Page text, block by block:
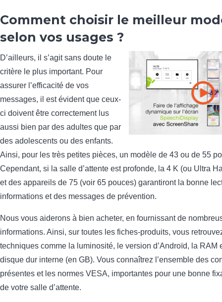
Comment choisir le meilleur
selon vos usages ?
D’ailleurs, il s’agit sans doute le
critère le plus important. Pour
assurer l’efficacité de vos
messages, il est évident que ceux-
ci doivent être correctement lus
aussi bien par des adultes que par
des adolescents ou des enfants.
Ainsi, pour les très petites pièces, un modèle de 43 ou de 55
Cependant, si la salle d’attente est profonde, la 4 K (ou Ultra
et des appareils de 75 (voir 65 pouces) garantiront la bonne
informations et des messages de prévention.
Nous vous aiderons à bien acheter, en fournissant de
informations. Ainsi, sur toutes les fiches-produits, vous
techniques comme la luminosité, le version d’Androïd, la RAM
disque dur interne (en GB). Vous connaîtrez l’ensemble des
présentes et les normes VESA, importantes pour une bonne
de votre salle d’attente.